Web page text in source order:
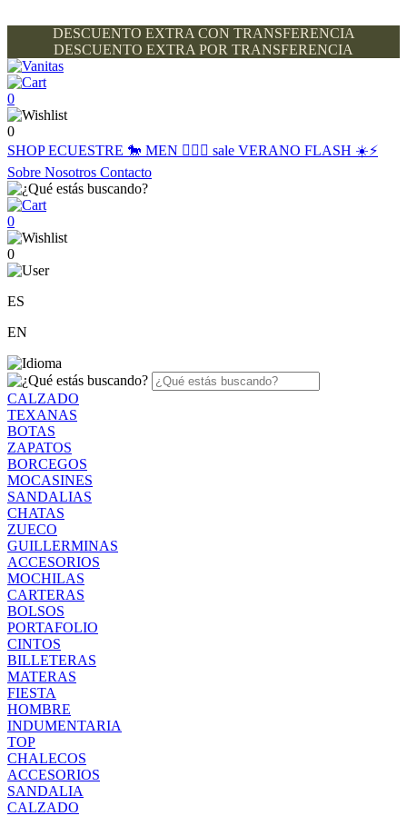
DESCUENTO EXTRA CON TRANSFERENCIA
DESCUENTO EXTRA POR TRANSFERENCIA
0
0
SHOPECUESTRE 🐎 MEN 🙋🏽‍♂️ sale VERANO FLASH ☀️⚡️
Sobre Nosotros Contacto
0
0
ES
EN
CALZADO
TEXANAS
BOTAS
ZAPATOS
BORCEGOS
MOCASINES
SANDALIAS
CHATAS
ZUECO
GUILLERMINAS
ACCESORIOS
MOCHILAS
CARTERAS
BOLSOS
PORTAFOLIO
CINTOS
BILLETERAS
MATERAS
FIESTA
HOMBRE
INDUMENTARIA
TOP
CHALECOS
ACCESORIOS
SANDALIA
CALZADO